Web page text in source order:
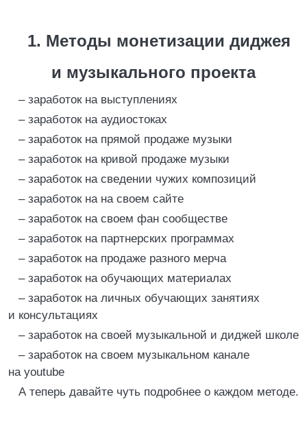
1. Методы монетизации диджея
и музыкального проекта
– заработок на выступлениях
– заработок на аудиостоках
– заработок на прямой продаже музыки
– заработок на кривой продаже музыки
– заработок на сведении чужих композиций
– заработок на на своем сайте
– заработок на своем фан сообществе
– заработок на партнерских программах
– заработок на продаже разного мерча
– заработок на обучающих материалах
– заработок на личных обучающих занятиях
и консультациях
– заработок на своей музыкальной и диджей школе
– заработок на своем музыкальном канале
на youtube
А теперь давайте чуть подробнее о каждом методе.